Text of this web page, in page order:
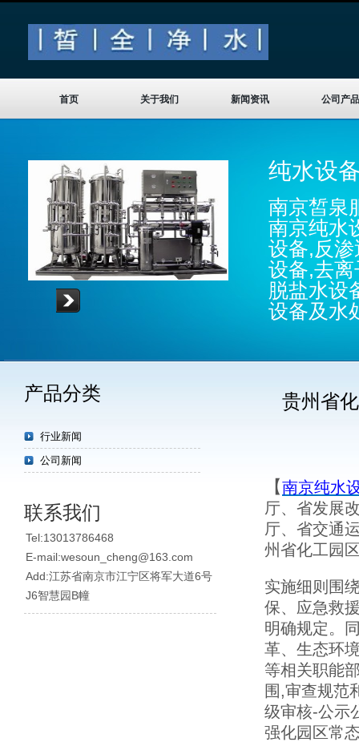
首页 关于我们 新闻资讯 公司产
纯水设
南京皙泉
南京纯水
设备,反
设备,去
脱盐水设
设备及水
贵州省
【南京纯水
厅、省发展
厅、省交通
州省化工园
实施细则围
保、应急救
明确规定。
革、生态环
等相关职能
围,审查规范
级审核-公示
强化园区常
产品分类
行业新闻
公司新闻
联系我们
Tel:13013786468
E-mail:wesoun_cheng@163.com
Add:江苏省南京市江宁区将军大道6号
J6智慧园B幢